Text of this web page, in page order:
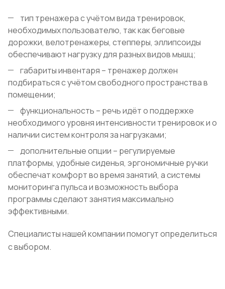
тип тренажера с учётом вида тренировок,
необходимых пользователю, так как беговые
дорожки, велотренажеры, степперы, эллипсоиды
обеспечивают нагрузку для разных видов мышц;
габариты инвентаря – тренажер должен
подбираться с учётом свободного пространства в
помещении;
функциональность – речь идёт о поддержке
необходимого уровня интенсивности тренировок и о
наличии систем контроля за нагрузками;
дополнительные опции – регулируемые
платформы, удобные сиденья, эргономичные ручки
обеспечат комфорт во время занятий, а системы
мониторинга пульса и возможность выбора
программы сделают занятия максимально
эффективными.
Специалисты нашей компании помогут определиться
с выбором.